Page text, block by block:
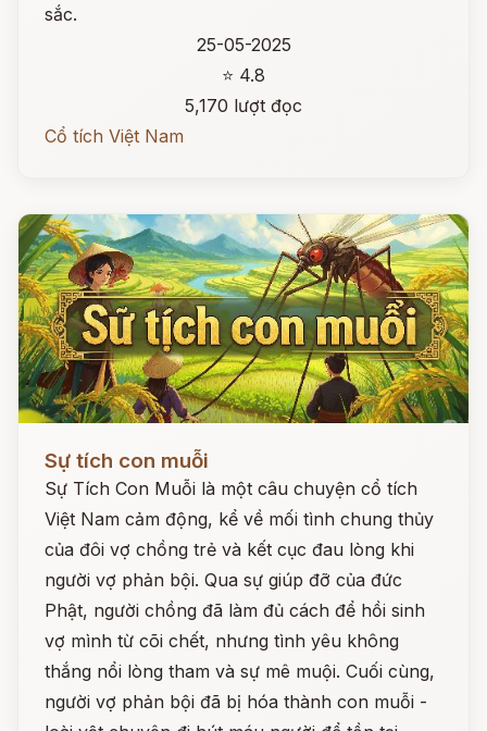
sắc.
25-05-2025
⭐ 4.8
5,170 lượt đọc
Cổ tích Việt Nam
Sự tích con muỗi
Sự Tích Con Muỗi là một câu chuyện cổ tích
Việt Nam cảm động, kể về mối tình chung thủy
của đôi vợ chồng trẻ và kết cục đau lòng khi
người vợ phản bội. Qua sự giúp đỡ của đức
Phật, người chồng đã làm đủ cách để hồi sinh
vợ mình từ cõi chết, nhưng tình yêu không
thắng nổi lòng tham và sự mê muội. Cuối cùng,
người vợ phản bội đã bị hóa thành con muỗi -